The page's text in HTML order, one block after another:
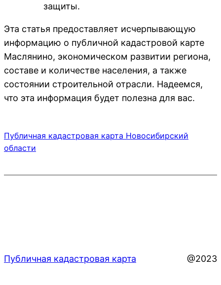
защиты.
Эта статья предоставляет исчерпывающую
информацию о публичной кадастровой карте
Маслянино, экономическом развитии региона,
составе и количестве населения, а также
состоянии строительной отрасли. Надеемся,
что эта информация будет полезна для вас.
Публичная кадастровая карта Новосибирский
области
Публичная кадастровая карта @2023